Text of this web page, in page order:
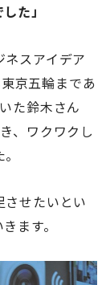
た」
スアイデア
京五輪まであ
た鈴木さん
、ワクワクし
させたいとい
ます。